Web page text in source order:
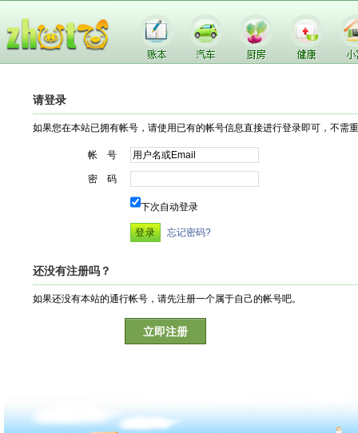
请登录
如果您在本站已拥有帐号，请使用已有的帐号信息直接进行登录即可，不需
帐 号
密 码
下次自动登录
忘记密码?
还没有注册吗？
如果还没有本站的通行帐号，请先注册一个属于自己的帐号吧。
立即注册